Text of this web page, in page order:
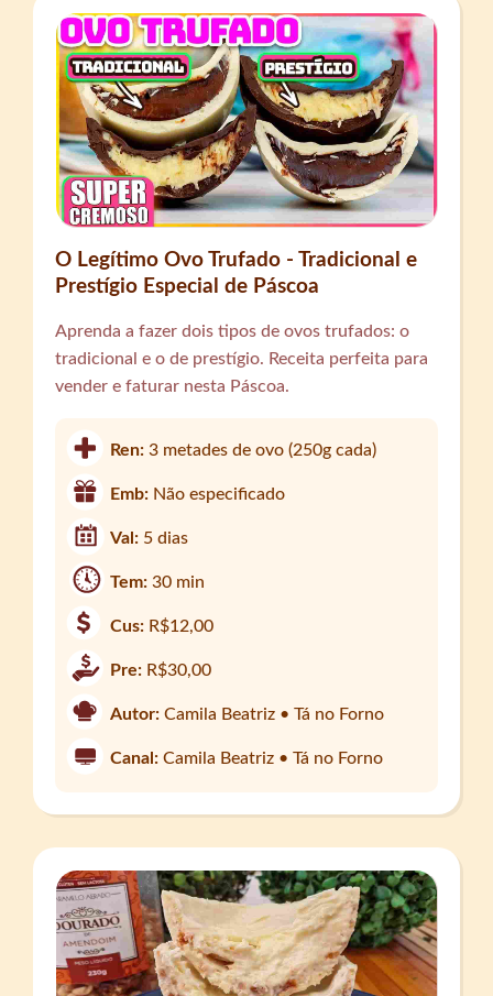
O Legítimo Ovo Trufado - Tradicional e
Prestígio Especial de Páscoa
Aprenda a fazer dois tipos de ovos trufados: o
tradicional e o de prestígio. Receita perfeita para
vender e faturar nesta Páscoa.
Ren:3 metades de ovo (250g cada)
Emb: Não especificado
Val: 5 dias
Tem:30 min
Cus: R$12,00
Pre: R$30,00
Autor: Camila Beatriz • Tá no Forno
Canal: Camila Beatriz • Tá no Forno